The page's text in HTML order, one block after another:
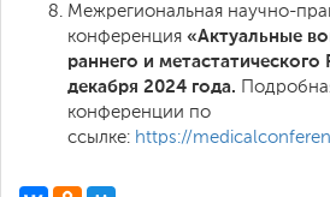
Межрегиональная научно-
конференция «Актуальные
раннего и
декабря 2024 года.
конференции по
ссылке: https://